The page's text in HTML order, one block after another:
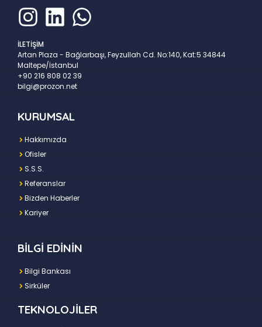
İLETİŞİM
Artan Plaza - Bağlarbaşı, Feyzullah Cd. No:140, Kat:5 34844
Maltepe/İstanbul
+90 216 808 02 39
bilgi@prozon.net
KURUMSAL
Hakkımızda
Ofisler
S.S.S.
Referanslar
Bizden Haberler
Kariyer
BİLGİ EDİNİN
Bilgi Bankası
Sirküler
TEKNOLOJİLER